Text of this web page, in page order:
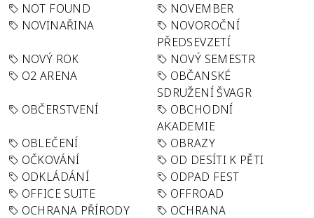
NOT FOUND
NOVEMBER
NOVINAŘINA
NOVOROČNÍ
PŘEDSEVZETÍ
NOVÝ ROK
NOVÝ SEMESTR
O2 ARENA
OBČANSKÉ
SDRUŽENÍ ŠVAGR
OBČERSTVENÍ
OBCHODNÍ
AKADEMIE
OBLEČENÍ
OBRAZY
OČKOVÁNÍ
OD DESÍTI K PĚTI
ODKLÁDÁNÍ
ODPAD FEST
OFFICE SUITE
OFFROAD
OCHRANA PŘÍRODY
OCHRANA